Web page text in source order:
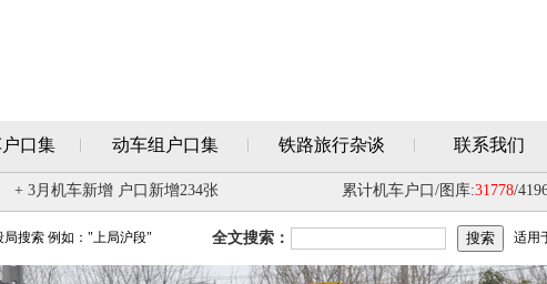
口集 动车组户口集 铁路旅行杂谈 联系我们
+ 3月机车新增 户口新增234张 累计机车户口/图库:31778/
搜索 例如："上局沪段" 全文搜索： 适用